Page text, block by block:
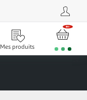
Mes produits